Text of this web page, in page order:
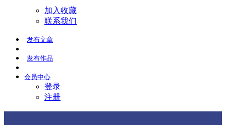
加入收藏
联系我们
发布文章
发布作品
会员中心
登录
注册